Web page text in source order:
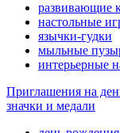
развивающие
настольные
язычки-гудки
мыльные
интерьерные
Приглашения на
значки и медали